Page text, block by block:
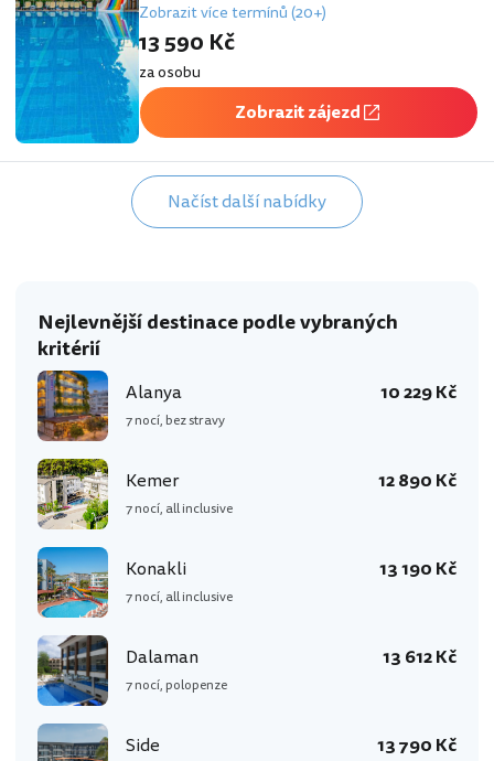
Zobrazit více termínů (20+)
13 590 Kč
za osobu
Zobrazit zájezd
Načíst další nabídky
Nejlevnější destinace podle vybraných
kritérií
Alanya
7 nocí, bez stravy
10 229 Kč
Kemer
7 nocí, all inclusive
12 890 Kč
Konakli
7 nocí, all inclusive
13 190 Kč
Dalaman
7 nocí, polopenze
13 612 Kč
Side 13 790 Kč